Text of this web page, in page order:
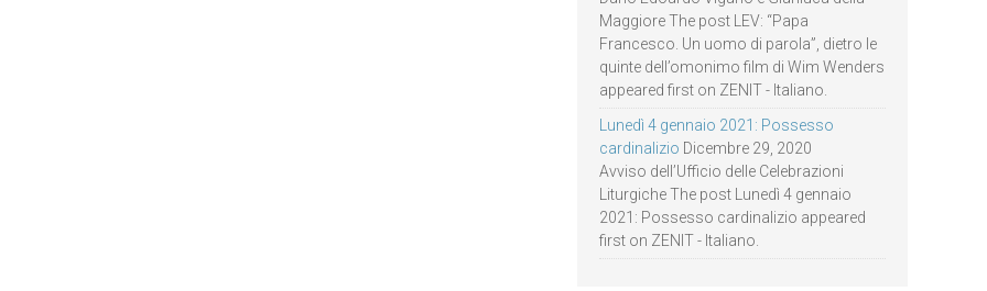
Maggiore The post LEV: “Papa
Francesco. Un uomo di parola”, dietro le
quinte dell’omonimo film di Wim Wenders
appeared first on ZENIT - Italiano.
Lunedì 4 gennaio 2021: Possesso
cardinalizio Dicembre 29, 2020
Avviso dell’Ufficio delle Celebrazioni
Liturgiche The post Lunedì 4 gennaio
2021: Possesso cardinalizio appeared
first on ZENIT - Italiano.